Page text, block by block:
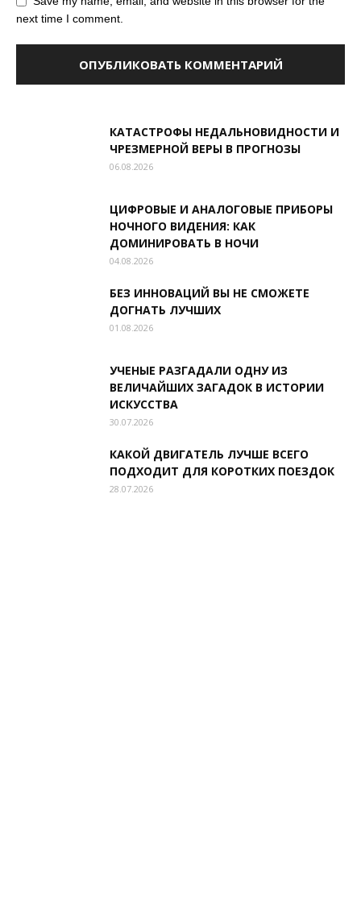
next time I comment.
КАТАСТРОФЫ НЕДАЛЬНОВИДНОСТИ И
ЧРЕЗМЕРНОЙ ВЕРЫ В ПРОГНОЗЫ
06.08.2026
ЦИФРОВЫЕ И АНАЛОГОВЫЕ ПРИБОРЫ
НОЧНОГО ВИДЕНИЯ: КАК
ДОМИНИРОВАТЬ В НОЧИ
04.08.2026
БЕЗ ИННОВАЦИЙ ВЫ НЕ СМОЖЕТЕ
ДОГНАТЬ ЛУЧШИХ
01.08.2026
УЧЕНЫЕ РАЗГАДАЛИ ОДНУ ИЗ
ВЕЛИЧАЙШИХ ЗАГАДОК В ИСТОРИИ
ИСКУССТВА
30.07.2026
КАКОЙ ДВИГАТЕЛЬ ЛУЧШЕ ВСЕГО
ПОДХОДИТ ДЛЯ КОРОТКИХ ПОЕЗДОК
28.07.2026